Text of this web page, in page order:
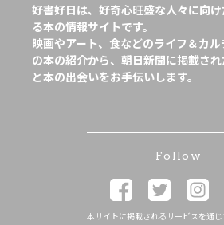
好書好日は、好奇心旺盛な人々に向
る本の情報サイトです。
映画やアート、食などのライフ＆カ
の本の紹介から、朝日新聞に掲載さ
と本の出会いをお手伝いします。
Follow
本サイトに掲載されるサービスを通